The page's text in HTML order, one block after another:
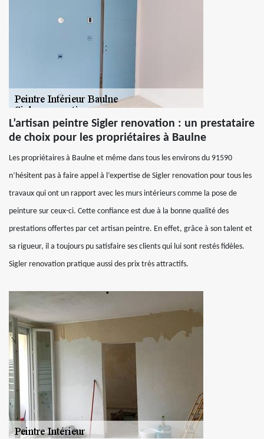
L’artisan peintre Sigler renovation : un prestataire
de choix pour les propriétaires à Baulne
Les propriétaires à Baulne et même dans tous les environs du 91590
n’hésitent pas à faire appel à l’expertise de Sigler renovation pour tous les
travaux qui ont un rapport avec les murs intérieurs comme la pose de
peinture sur ceux-ci. Cette confiance est due à la bonne qualité des
prestations offertes par cet artisan peintre. En effet, grâce à son talent et
sa rigueur, il a toujours pu satisfaire ses clients qui lui sont restés fidèles.
Sigler renovation pratique aussi des prix très attractifs.